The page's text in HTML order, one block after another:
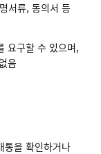
서류, 동의서 등
요구할 수 있으며,
음
통을 확인하거나